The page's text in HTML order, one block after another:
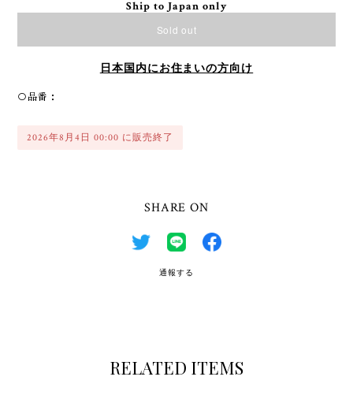
Ship to Japan only
Sold out
日本国内にお住まいの方向け
○品番：
2026年8月4日 00:00 に販売終了
SHARE ON
通報する
RELATED ITEMS